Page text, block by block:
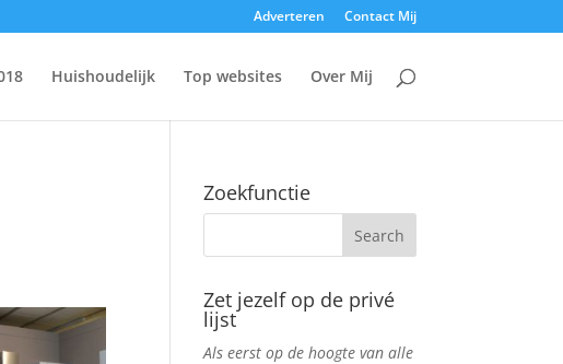
Adverteren Contact Mij
Huishoudelijk Top websites Over Mij
Zoekfunctie
Zet jezelf op de privé
lijst
Als eerst op de hoogte van alle